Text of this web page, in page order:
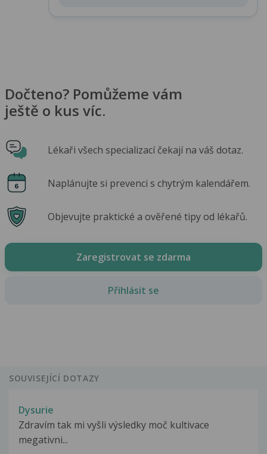
Dočteno? Pomůžeme vám
ještě o kus víc.
Lékaři všech specializací čekají na váš dotaz.
Naplánujte si prevenci s chytrým kalendářem.
Objevujte praktické a ověřené tipy od lékařů.
Zaregistrovat se zdarma
Přihlásit se
SOUVISEJÍCÍ DOTAZY
Dysurie
Zdravím tak mi vyšli výsledky moč kultivace
megativni...